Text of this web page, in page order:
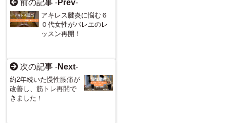
前の記事 -Prev-
アキレス腱炎に悩む６
０代女性がバレエのレ
ッスン再開！
次の記事 -Next-
約2年続いた慢性腰痛が
改善し、筋トレ再開で
きました！